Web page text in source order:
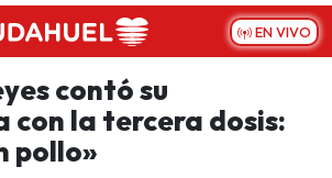
EN VIVO
contó su
con la tercera dosis:
pollo»